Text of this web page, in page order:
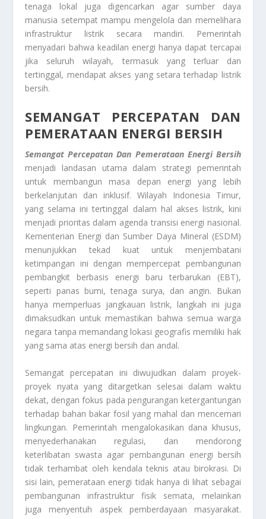
tenaga lokal juga digencarkan agar sumber daya
manusia setempat mampu mengelola dan memelihara
infrastruktur listrik secara mandiri. Pemerintah
menyadari bahwa keadilan energi hanya dapat tercapai
jika seluruh wilayah, termasuk yang terluar dan
tertinggal, mendapat akses yang setara terhadap listrik
bersih.
SEMANGAT PERCEPATAN DAN
PEMERATAAN ENERGI BERSIH
Semangat Percepatan Dan Pemerataan Energi Bersih
menjadi landasan utama dalam strategi pemerintah
untuk membangun masa depan energi yang lebih
berkelanjutan dan inklusif. Wilayah Indonesia Timur,
yang selama ini tertinggal dalam hal akses listrik, kini
menjadi prioritas dalam agenda transisi energi nasional.
Kementerian Energi dan Sumber Daya Mineral (ESDM)
menunjukkan tekad kuat untuk menjembatani
ketimpangan ini dengan mempercepat pembangunan
pembangkit berbasis energi baru terbarukan (EBT),
seperti panas bumi, tenaga surya, dan angin. Bukan
hanya memperluas jangkauan listrik, langkah ini juga
dimaksudkan untuk memastikan bahwa semua warga
negara tanpa memandang lokasi geografis memiliki hak
yang sama atas energi bersih dan andal.
Semangat percepatan ini diwujudkan dalam proyek-
proyek nyata yang ditargetkan selesai dalam waktu
dekat, dengan fokus pada pengurangan ketergantungan
terhadap bahan bakar fosil yang mahal dan mencemari
lingkungan. Pemerintah mengalokasikan dana khusus,
menyederhanakan regulasi, dan mendorong
keterlibatan swasta agar pembangunan energi bersih
tidak terhambat oleh kendala teknis atau birokrasi. Di
sisi lain, pemerataan energi tidak hanya di lihat sebagai
pembangunan infrastruktur fisik semata, melainkan
juga menyentuh aspek pemberdayaan masyarakat.